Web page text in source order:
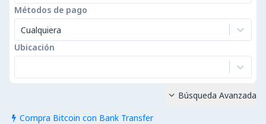
Métodos de pago
Cualquiera
Ubicación
 Compra Bitcoin con Bank Transfer
 Búsqueda Avanzada